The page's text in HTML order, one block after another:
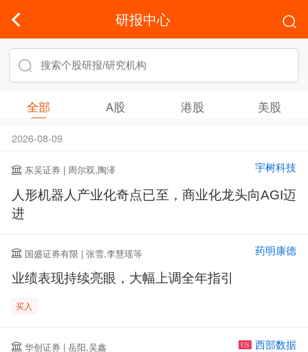
研报中心
全部 A股 港股 美股
2026-08-09
东吴证券 | 周尔双,陶泽 宇树科技
人形机器人产业化奇点已至，商业化龙头向AGI迈
进
国盛证券有限 | 张雪,李慧瑶等 药明康德
业绩表现持续亮眼，大幅上调全年指引
买入
华创证券 | 岳阳,吴鑫 US 西部数据